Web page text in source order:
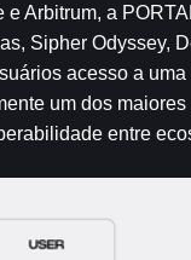
Arbitrum, a
Sipher Odyssey,
acesso a
um dos
entre